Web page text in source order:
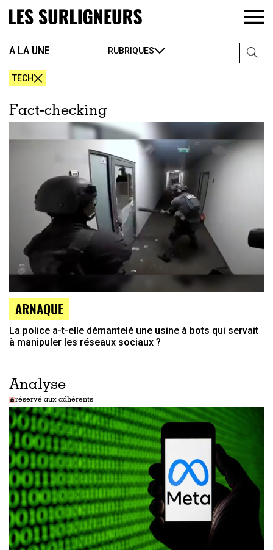
A LA UNE RUBRIQUES
TECH
Fact-checking
ARNAQUE
La police a-t-elle démantelé une usine à bots qui servait
à manipuler les réseaux sociaux ?
Analyse
réservé aux adhérents